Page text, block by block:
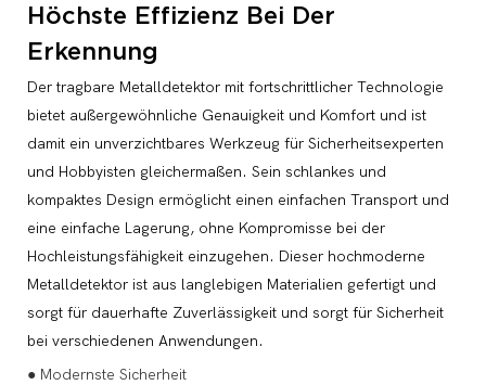
Höchste Effizienz Bei Der
Erkennung
Der tragbare Metalldetektor mit fortschrittlicher Technologie
bietet außergewöhnliche Genauigkeit und Komfort und ist
damit ein unverzichtbares Werkzeug für Sicherheitsexperten
und Hobbyisten gleichermaßen. Sein schlankes und
kompaktes Design ermöglicht einen einfachen Transport und
eine einfache Lagerung, ohne Kompromisse bei der
Hochleistungsfähigkeit einzugehen. Dieser hochmoderne
Metalldetektor ist aus langlebigen Materialien gefertigt und
sorgt für dauerhafte Zuverlässigkeit und sorgt für Sicherheit
bei verschiedenen Anwendungen.
● Modernste Sicherheit